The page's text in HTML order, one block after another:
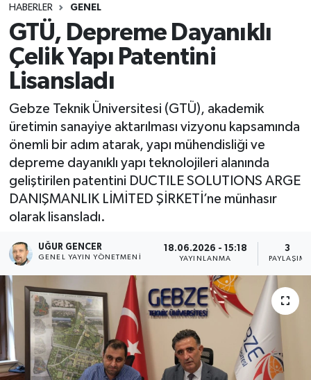
HABERLER GENEL
GTÜ, Depreme Dayanıklı
Çelik Yapı Patentini
Lisansladı
Gebze Teknik Üniversitesi (GTÜ), akademik
üretimin sanayiye aktarılması vizyonu kapsamında
önemli bir adım atarak, yapı mühendisliği ve
depreme dayanıklı yapı teknolojileri alanında
geliştirilen patentini DUCTILE SOLUTIONS ARGE
DANIŞMANLIK LİMİTED ŞİRKETİ’ne münhasır
olarak lisansladı.
UĞUR GENCER
GENEL YAYIN YÖNETMENI
18.06.2026 - 15:18
YAYINLANMA
3
PAYLAŞIM
Son Dakika Haberleri
Haber Arşivi